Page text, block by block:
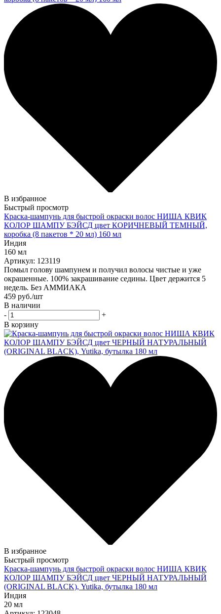
В избранное
Быстрый просмотр
Краска-шампунь для быстрой окраски волос НИША КВИК
КОЛОР ШАМПУ БЭЙСД цвет КОРИЧНЕВЫЙ ТЕМНЫЙ,
коробка (8 пакетов * 20 мл) 160 мл
Индия
160 мл
Артикул: 123119
Помыл голову шампунем и получил волосы чистые и уже
окрашенные. 100% закрашивание седины. Цвет держится 5
недель. Без АММИАКА
459 руб./шт
В наличии
-
+
В корзину
В избранное
Быстрый просмотр
Краска-шампунь для быстрой окраски волос НИША КВИК
КОЛОР ШАМПУ БЭЙСД цвет ЧЕРНЫЙ НАТУРАЛЬНЫЙ
(ORIGINAL BLACK), Yutika, бутылка 180 мл
Индия
20 мл